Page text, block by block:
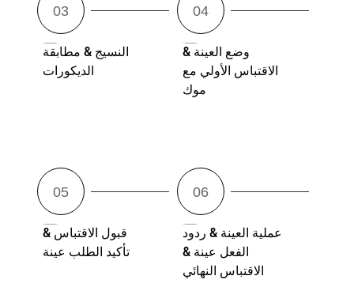
النسيج & مطابقة
الديكورات
وضع العينة &
الاقتباس الأولي مع
موك
قبول الاقتباس &
تأكيد الطلب عينة
عملية العينة & ردود
الفعل عينة &
الاقتباس النهائي